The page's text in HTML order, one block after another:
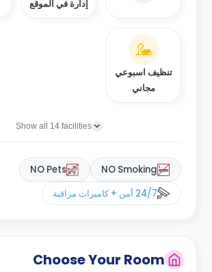
إدارة في الموقع
تنظيف اسبوعي
مجاني
Show all 14 facilities
NO Smoking
NO Pets
24/7 أمن + كاميرات مراقبة
Choose Your Room